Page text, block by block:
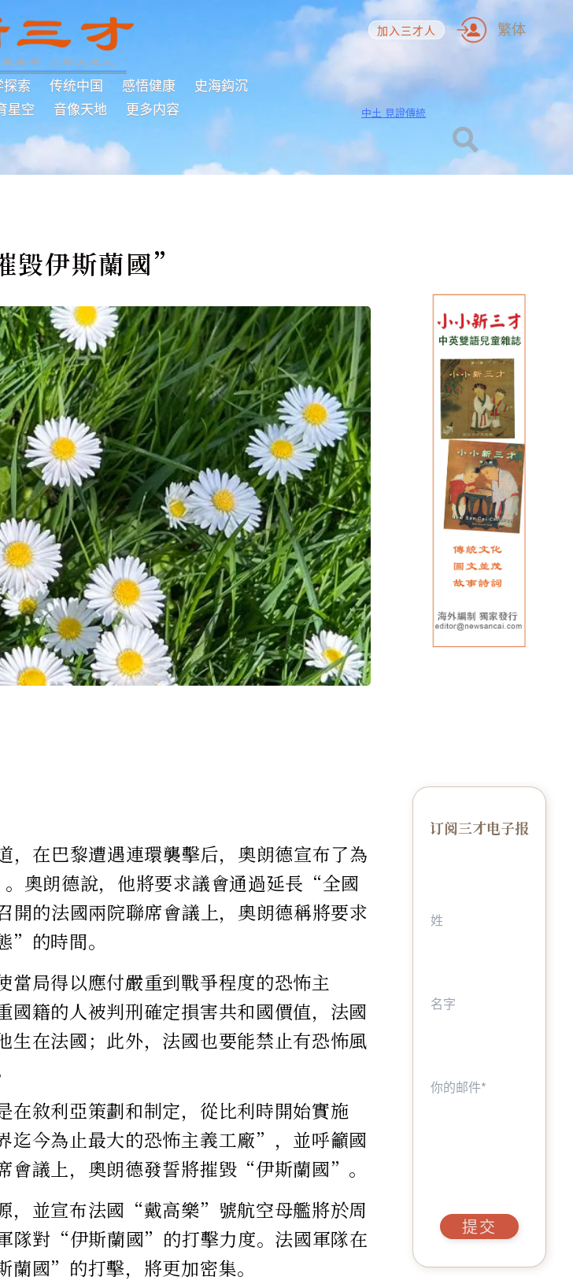
探索 传统中国 感悟健康
史海鈎沉
星空 音像天地 更多内容
加入三才人 繁体
中土 見證傳統
毀伊斯蘭國”
，在巴黎遭遇連環襲擊后，奧朗德宣布了為
奧朗德說，他將要求議會通過延長“全國
的法國兩院聯席會議上，奧朗德稱將要求
”的時間。
局得以應付嚴重到戰爭程度的恐怖主
籍的人被判刑確定損害共和國價值，法國
生在法國；此外，法國也要能禁止有恐怖風
在敘利亞策劃和制定，從比利時開始實施
迄今為止最大的恐怖主義工廠”，並呼籲國
會議上，奧朗德發誓將摧毀“伊斯蘭國”。
，並宣布法國“戴高樂”號航空母艦將於周
隊對“伊斯蘭國”的打擊力度。法國軍隊在
國”的打擊，將更加密集。
订阅三才电子报
提交